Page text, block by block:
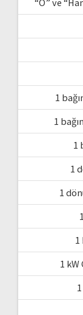
1
1
1
1
1
1